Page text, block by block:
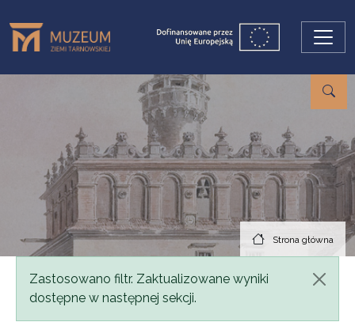
Strona główna
Komunikat
Zastosowano filtr. Zaktualizowane wyniki
dostępne w następnej sekcji.